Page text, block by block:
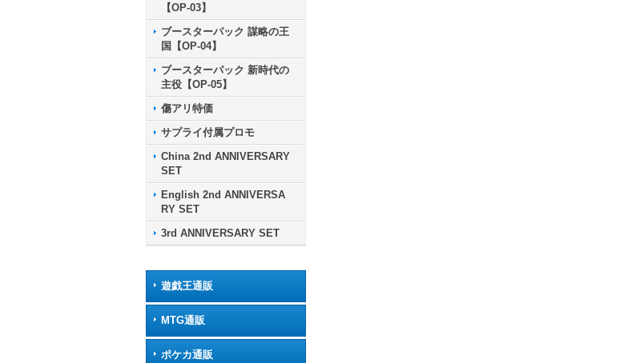
【OP-03】
ブースターパック 謀略の王
国【OP-04】
ブースターパック 新時代の
主役【OP-05】
傷アリ特価
サプライ付属プロモ
China 2nd ANNIVERSARY
SET
English 2nd ANNIVERSA
RY SET
3rd ANNIVERSARY SET
遊戯王通販
MTG通販
ポケカ通販